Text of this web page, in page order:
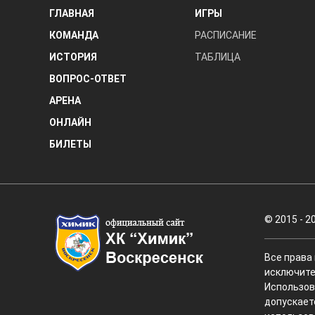
ГЛАВНАЯ
КОМАНДА
ИСТОРИЯ
ВОПРОС-ОТВЕТ
АРЕНА
ОНЛАЙН
БИЛЕТЫ
ИГРЫ
РАСПИСАНИЕ
ТАБЛИЦА
© 2015 -
Все